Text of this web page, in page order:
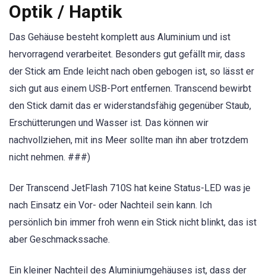
Optik / Haptik
Das Gehäuse besteht komplett aus Aluminium und ist
hervorragend verarbeitet. Besonders gut gefällt mir, dass
der Stick am Ende leicht nach oben gebogen ist, so lässt er
sich gut aus einem USB-Port entfernen. Transcend bewirbt
den Stick damit das er widerstandsfähig gegenüber Staub,
Erschütterungen und Wasser ist. Das können wir
nachvollziehen, mit ins Meer sollte man ihn aber trotzdem
nicht nehmen. ###)
Der Transcend JetFlash 710S hat keine Status-LED was je
nach Einsatz ein Vor- oder Nachteil sein kann. Ich
persönlich bin immer froh wenn ein Stick nicht blinkt, das ist
aber Geschmackssache.
Ein kleiner Nachteil des Aluminiumgehäuses ist, dass der